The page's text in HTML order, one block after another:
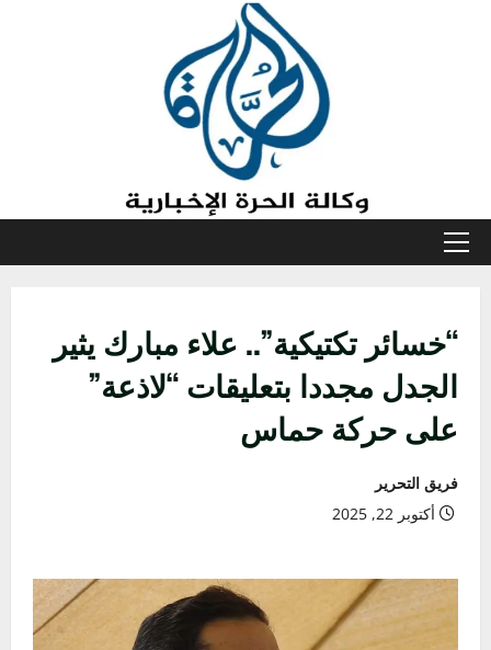
القائمة
“خسائر تكتيكية”.. علاء مبارك يثير
الجدل مجددا بتعليقات “لاذعة”
على حركة حماس
فريق التحرير
أكتوبر 22, 2025